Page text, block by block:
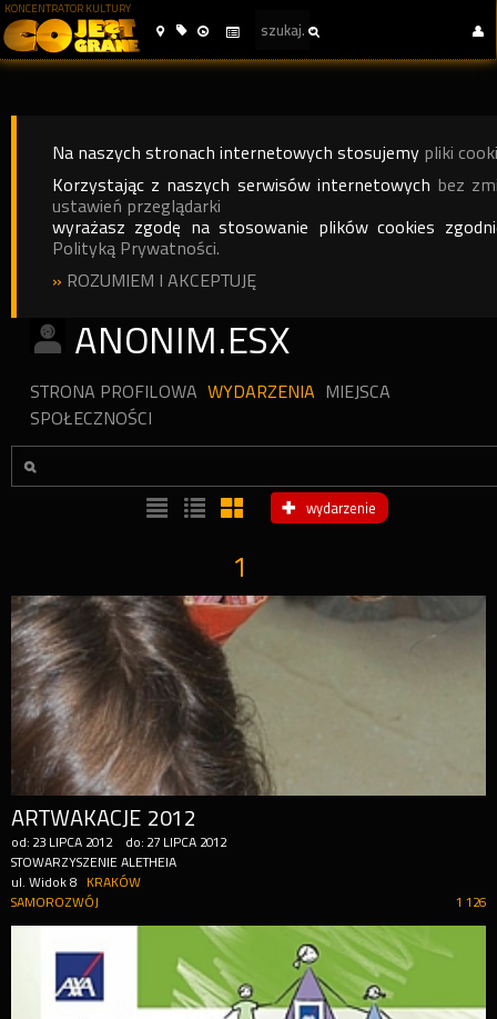
KONCENTRATOR KULTURY
Na naszych stronach internetowych stosujemy pliki
Korzystając z naszych serwisów internetowych bez
ustawień przeglądarki
wyrażasz zgodę na stosowanie plików cookies
Polityką Prywatności.
» ROZUMIEM I AKCEPTUJĘ
ANONIM.ESX
STRONA PROFILOWA WYDARZENIA MIEJSCA
SPOŁECZNOŚCI
wydarzenie
1
ARTWAKACJE 2012
od: 23 LIPCA 2012 do: 27 LIPCA 2012
STOWARZYSZENIE ALETHEIA
ul. Widok 8
KRAKÓW
1 126
SAMOROZWÓJ